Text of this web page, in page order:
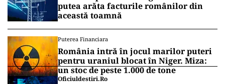
putea arăta facturile românilor din
această toamnă
Puterea Financiara
România intră în jocul marilor puteri
pentru uraniul blocat în Niger. Miza:
un stoc de peste 1.000 de tone
Oficiuldestiri.ro